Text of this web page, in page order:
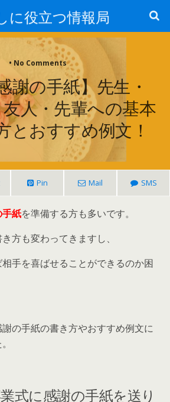
に役立つ情報局
• No Comments
謝の手紙】先生・
人・先輩への基本
とおすすめ例文！
Pin Mail SMS
紙を準備する方も多いです。
方も変わってきますし、
手を喜ばせることができるのか困
謝の手紙の書き方やおすすめ例文に
業式に感謝の手紙を送り